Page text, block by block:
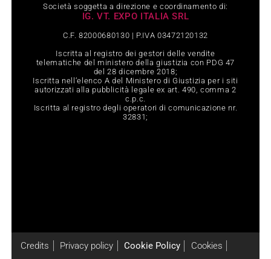
Società soggetta a direzione e coordinamento di:
IG. VT. EXPO ITALIA SRL
C.F. 82000680130 | P.IVA 03472120132
Iscritta al registro dei gestori delle vendite
telematiche del ministero della giustizia con PDG 47
del 28 dicembre 2018;
Iscritta nell‘elenco A del Ministero di Giustizia per i siti
autorizzati alla pubblicità legale ex art. 490, comma 2
c.p.c.
Iscritta al registro degli operatori di comunicazione nr.
32831;
Credits Privacy policy Cookie Policy Cookies